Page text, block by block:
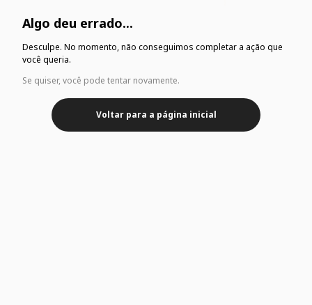
Algo deu errado...
Desculpe. No momento, não conseguimos completar a ação que
você queria.
Se quiser, você pode tentar novamente.
Voltar para a página inicial